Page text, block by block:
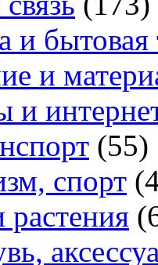
и бытовая
и
и
(55)
спорт